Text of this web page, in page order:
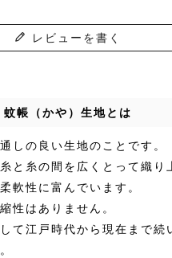
レビューを書く
蚊帳（かや）生地とは
しの良い生地のことです。
と糸の間を広くとって織り
軟性に富んでいます。
性はありません。
て江戸時代から現在まで続